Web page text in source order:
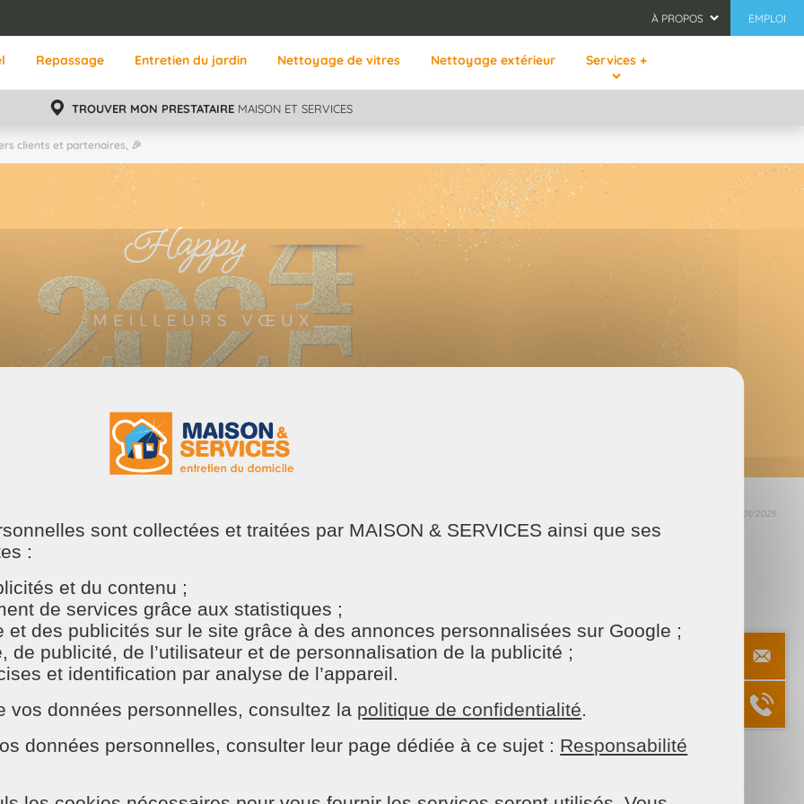
À PROPOS EMPLOI
Repassage Entretien du jardin Nettoyage de vitres Nettoyage extérieur Services +
TROUVER MON PRESTATAIRE MAISON ET SERVICES
clients et partenaires, 🎉
02/01/2025
🎉
année 2025 🌟
et Services Auray 🏠
nous tenons à exprimer notre profonde gratitude pour la confiance que vous nous avez accordée tout
sont collectées et traitées par MAISON & SERVICES ainsi que ses
:
et du contenu ;
de services grâce aux statistiques ;
et des publicités sur le site grâce à des annonces personnalisées sur Google ;
de publicité, de l’utilisateur et de personnalisation de la publicité ;
et identification par analyse de l’appareil.
vos données personnelles, consultez la politique de confidentialité.
données personnelles, consulter leur page dédiée à ce sujet : Responsabilité